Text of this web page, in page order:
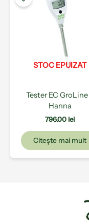
STOC EPUIZAT
Tester EC GroLine
Hanna
796.00 lei
Citește mai mult